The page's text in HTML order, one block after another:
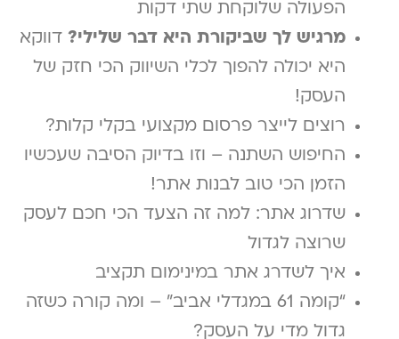
הפעולה שלוקחת שתי דקות
מרגיש לך שביקורת היא דבר שלילי? דווקא
היא יכולה להפוך לכלי השיווק הכי חזק של
העסק!
רוצים לייצר פרסום מקצועי בקלי קלות?
החיפוש השתנה – וזו בדיוק הסיבה שעכשיו
הזמן הכי טוב לבנות אתר!
שדרוג אתר: למה זה הצעד הכי חכם לעסק
שרוצה לגדול
איך לשדרג אתר במינימום תקציב
“קומה 61 במגדלי אביב” – ומה קורה כשזה
גדול מדי על העסק?